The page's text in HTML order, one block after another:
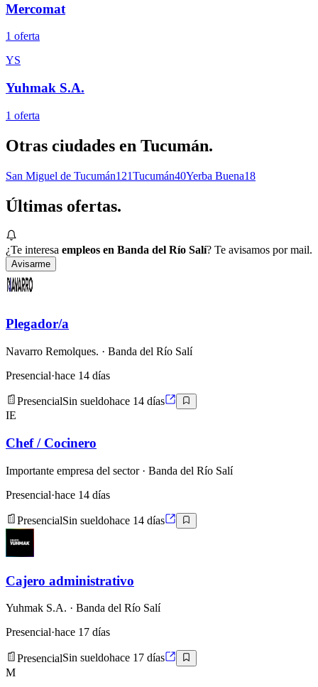
Mercomat
1 oferta
YS
Yuhmak S.A.
1 oferta
Otras ciudades en Tucumán.
San Miguel de Tucumán121Tucumán40Yerba Buena18
Últimas ofertas.
¿Te interesa empleos en Banda del Río Salí? Te avisamos por mail.
Avisarme
Plegador/a
Navarro Remolques. · Banda del Río Salí
Presencial·hace 14 días
PresencialSin sueldohace 14 días
IE
Chef / Cocinero
Importante empresa del sector· Banda del Río Salí
Presencial·hace 14 días
PresencialSin sueldohace 14 días
Cajero administrativo
Yuhmak S.A. · Banda del Río Salí
Presencial·hace 17 días
PresencialSin sueldohace 17 días
M